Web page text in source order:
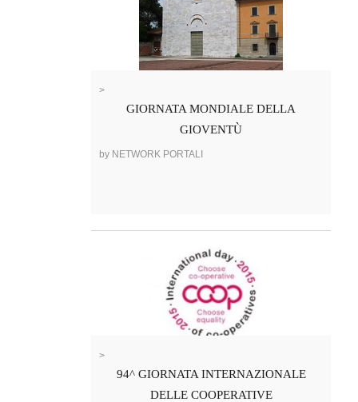
>
GIORNATA MONDIALE DELLA
GIOVENTÙ
by NETWORK PORTALI
>
94^ GIORNATA INTERNAZIONALE
DELLE COOPERATIVE